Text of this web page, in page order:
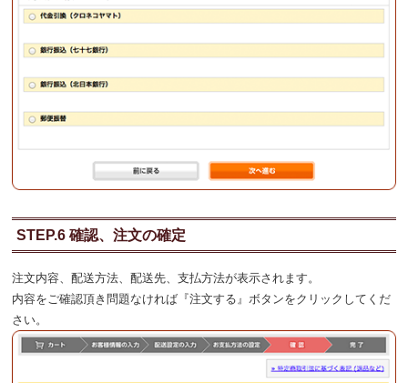
STEP.6 確認、注文の確定
注文内容、配送方法、配送先、支払方法が表示されます。
内容をご確認頂き問題なければ『注文する』ボタンをクリックしてくだ
さい。